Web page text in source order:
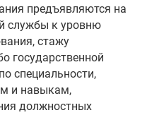
предъявляются на
службы к уровню
стажу
государственной
специальности,
и навыкам,
должностных